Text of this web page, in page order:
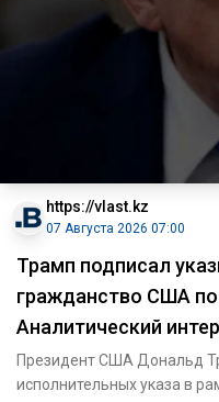
https://vlast.kz
07 Августа 2026 07:00
Трамп подписал
гражданство США
Аналитический
Президент США Дональд
исполнительных указа в